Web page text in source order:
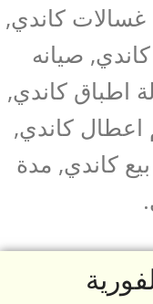
كاندي,
صيانه
اطباق كاندي,
اعطال كاندي,
كاندي, مدة